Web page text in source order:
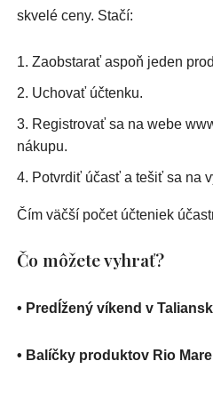
skvelé ceny. Stačí:
Zaobstarať aspoň jeden
Uchovať účtenku.
Registrovať sa na webe
nákupu.
Potvrdiť účasť a tešiť sa na
Čím väčší počet účteniek
Čo môžete vyhrať?
• Predĺžený víkend v
• Balíčky produktov Rio